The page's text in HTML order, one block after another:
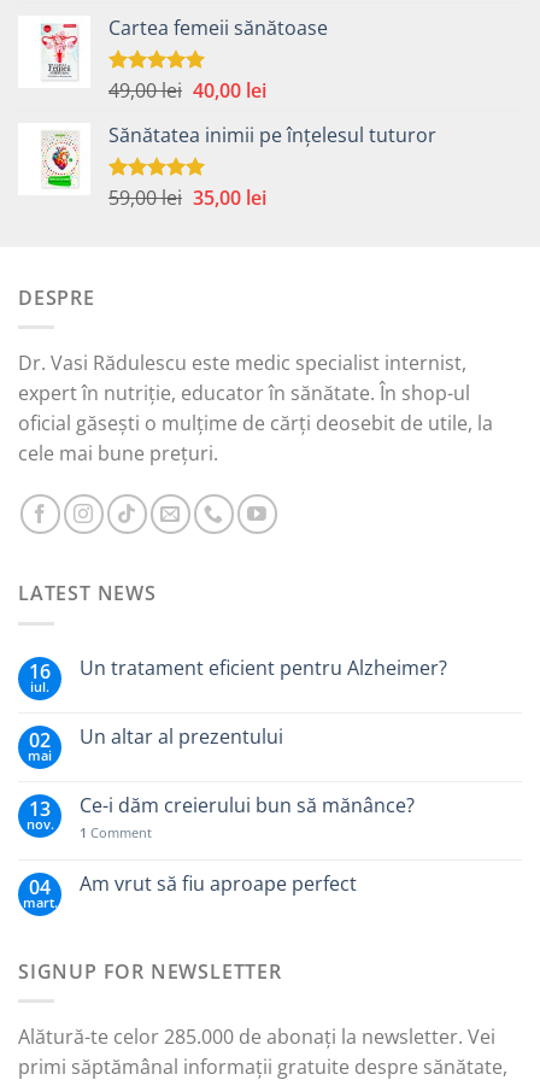
a
fost:
49,00 lei.
este:
Cartea femeii sănătoase
Evaluat la
49,00lei Prețul
a
fost:
49,00 lei.
40,00 leiPrețul
este:
Sănătatea inimii pe înțelesul tuturor
Evaluat la
59,00lei Prețul
35,00 leiPrețul
DESPRE
Dr. Vasi Rădulescu este medic specialist internist,
expert în nutriție, educator în sănătate. În shop-ul
oficial găsești o mulțime de cărți deosebit de utile, la
cele mai bune prețuri.
LATEST NEWS
16
iul.
Un tratament eficient pentru Alzheimer?
02
mai
Un altar al prezentului
13
nov.
Ce-i dăm creierului bun să mănânce?
1 Comment
04
mart.
Am vrut să fiu aproape perfect
SIGNUP FOR NEWSLETTER
Alătură-te celor 285.000 de abonați la newsletter. Vei
primi săptămânal informații gratuite despre sănătate,